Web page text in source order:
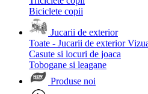
Biciclete copii
Jucarii de exterior
Toate - Jucarii de exterior
Casute si locuri de joaca
Tobogane si leagane
Produse noi